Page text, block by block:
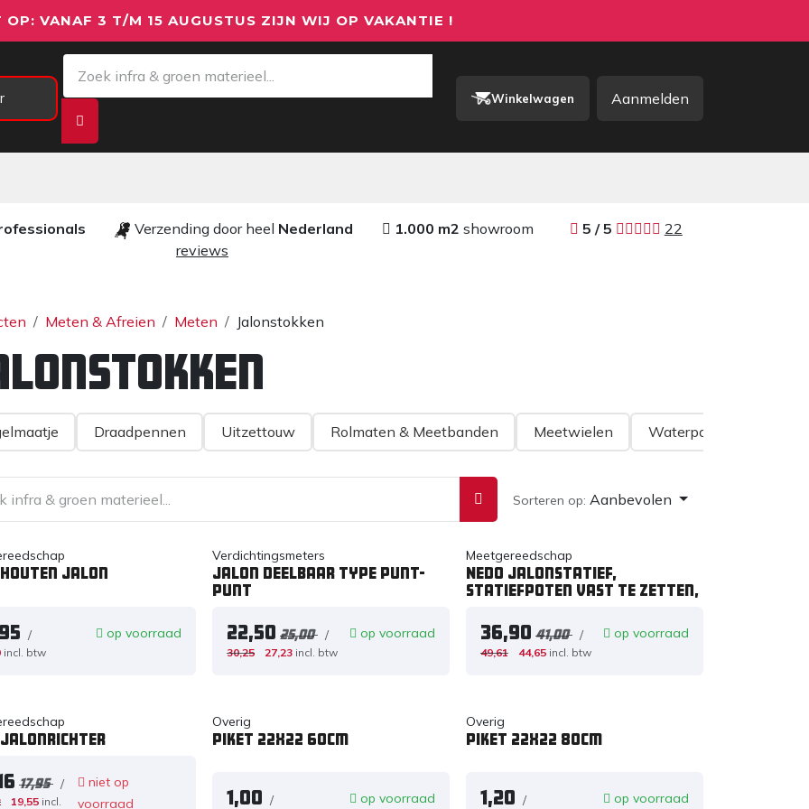
VANAF 3 T/M 15 AUGUSTUS ZIJN WIJ OP VAKANTIE !
Winkelwagen Aanmelden
Verzending door heel Nederland 1.000 m2showroom 5 / 5 ​
22
reviews​
Meten & Afreien Meten Jalonstokken
Draadpennen Uitzettouw Rolmaten & Meetbanden Meetwielen Waterpassen &
Sorteren op: Aanbevolen
houten jalon
/
incl. btw
op voorraad
Verdichtingsmeters
Jalon deelbaar type punt-
punt
22,50 25,00 /
30,25 27,23 incl. btw
op voorraad
Meetgereedschap
Nedo Jalonstatief,
statiefpoten vast te zetten,
36,90 41,00 /
49,61 44,65 incl. btw
op voorraad
jalonrichter
17,95 /
19,55 incl.
niet op
voorraad
Overig
Piket 22x22 60cm
1,00 / op voorraad
Overig
Piket 22x22 80cm
1,20 / op voorraad